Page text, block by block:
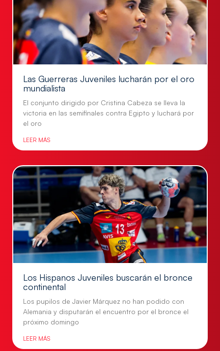
Las Guerreras Juveniles lucharán por el oro
mundialista
El conjunto dirigido por Cristina Cabeza se lleva la
victoria en las semifinales contra Egipto y luchará por
el oro
LEER MÁS
Los Hispanos Juveniles buscarán el bronce
continental
Los pupilos de Javier Márquez no han podido con
Alemania y disputarán el encuentro por el bronce el
próximo domingo
LEER MÁS